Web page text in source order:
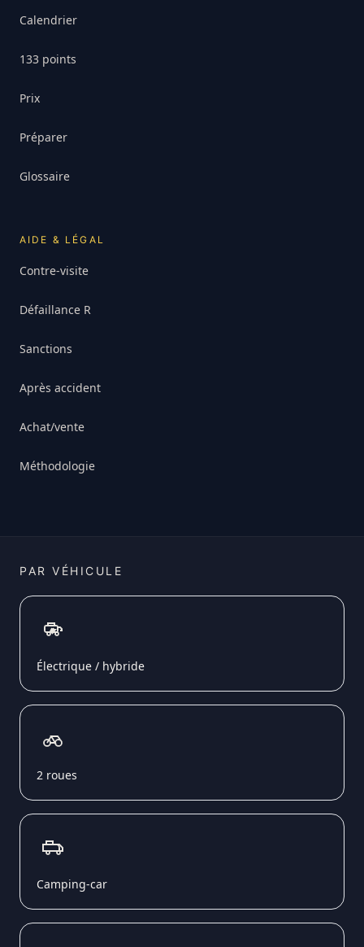
Calendrier
133 points
Prix
Préparer
Glossaire
AIDE & LÉGAL
Contre-visite
Défaillance R
Sanctions
Après accident
Achat/vente
Méthodologie
PAR VÉHICULE
Électrique / hybride
2 roues
Camping-car